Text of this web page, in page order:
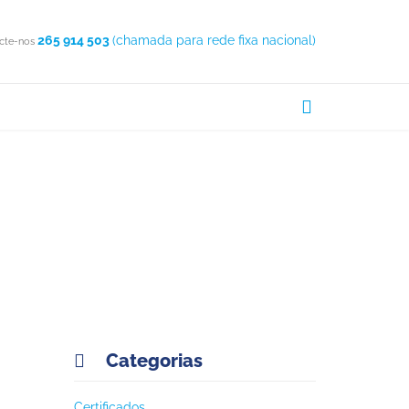
nos 265 914 503(chamada para rede fixa nacional)

 Categorias